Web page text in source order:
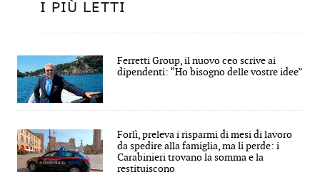
I PIÙ LETTI
Ferretti Group, il nuovo ceo scrive ai
dipendenti: “Ho bisogno delle vostre idee”
Forlì, preleva i risparmi di mesi di lavoro
da spedire alla famiglia, ma li perde: i
Carabinieri trovano la somma e la
restituiscono